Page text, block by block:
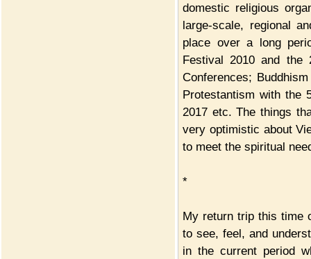
domestic religious
large-scale, regional
place over a long
Festival 2010 and the
Conferences;
Protestantism with the
2017 etc. The things
very optimistic about
to meet the spiritual
*
My return trip this time
to see, feel, and
in the current period